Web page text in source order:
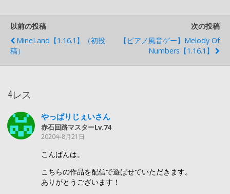
以前の投稿
MineLand【1.16.1】（初投
稿）
次の投稿
【ピアノ風音ゲー】Melody Of
Numbers【1.16.1】
4レス
やっぱりじぇいさん
赤石回路マスターLv.74
2020年8月21日
こんばんは。
こちらの作品を配信で遊ばせていただきます。
ありがとうございます！